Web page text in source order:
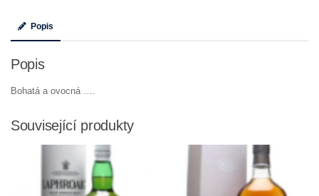
Popis
Popis
Bohatá a ovocná ….
Související produkty